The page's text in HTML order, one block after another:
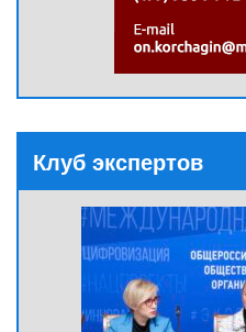
Клуб экспертов